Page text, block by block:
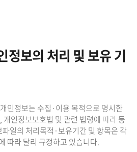
정보의 처리 및 보유 기
인정보는 수집·이용 목적으로 명시한
개인정보보호법 및 관련 법령에 따라 등
일의 처리목적·보유기간 및 항목은 각
따라 달리 규정하고 있습니다.